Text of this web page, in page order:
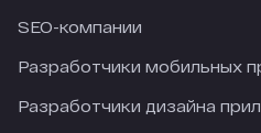
SEO-компании
Разработчики мобильных
Разработчики дизайна